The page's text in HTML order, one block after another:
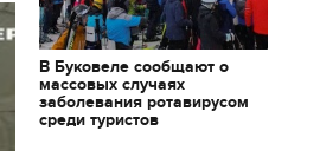
В Буковеле сообщают о
массовых случаях
заболевания ротавирусом
среди туристов